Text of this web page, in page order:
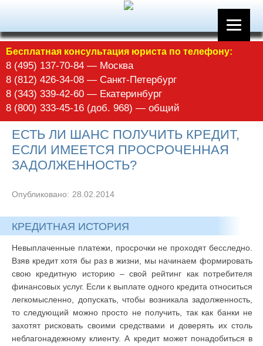
Бесплатная консультация юриста по телефону:
8 (495) 137-70-84 — Москва
8 (812) 426-34-08 — Санкт-Петербург
8 (343) 339-42-60 — Екатеринбург
8 (800) 333-45-16 (доб. 968) — общий
ЕСТЬ ЛИ ШАНС ПОЛУЧИТЬ КРЕДИТ,
ЕСЛИ ИМЕЕТСЯ ПРОСРОЧЕННАЯ
ЗАДОЛЖЕННОСТЬ?
Опубликовано: 28.02.2014
КРЕДИТНАЯ ИСТОРИЯ
Невыплаченные платежи, просрочки не проходят бесследно.
Взяв кредит хотя бы раз в жизни, мы начинаем формировать
свою кредитную историю – свой рейтинг как потребителя
финансовых услуг. Если к выплате одного кредита относиться
легкомысленно, допускать, чтобы возникала задолженность,
то следующий можно просто не получить, так как банки не
захотят рисковать своими средствами и доверять их столь
неблагонадежному клиенту. А кредит может понадобиться в